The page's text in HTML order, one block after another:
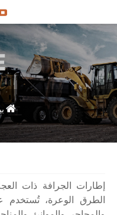
إطارات الجرافة ذات
الطرق الوعرة، تُستخدم